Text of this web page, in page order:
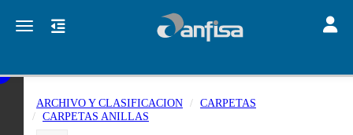
Toggle navigation
ARCHIVO Y CLASIFICACION
CARPETAS
CARPETAS ANILLAS